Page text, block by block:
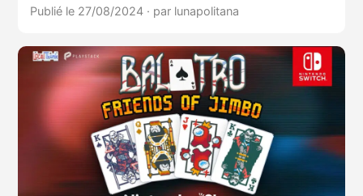
Publié le 27/08/2024 · par lunapolitana